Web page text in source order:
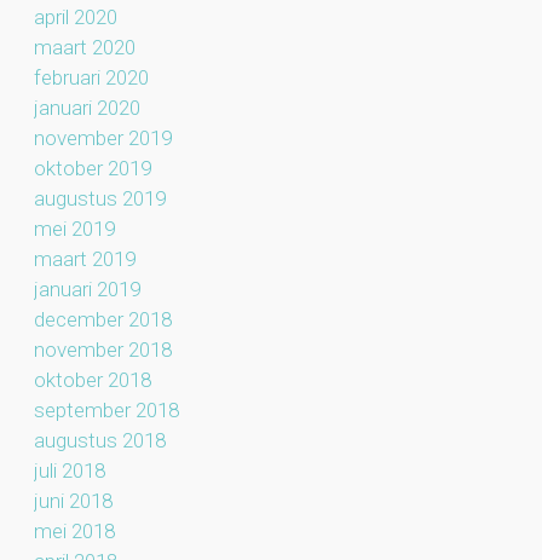
april 2020
maart 2020
februari 2020
januari 2020
november 2019
oktober 2019
augustus 2019
mei 2019
maart 2019
januari 2019
december 2018
november 2018
oktober 2018
september 2018
augustus 2018
juli 2018
juni 2018
mei 2018